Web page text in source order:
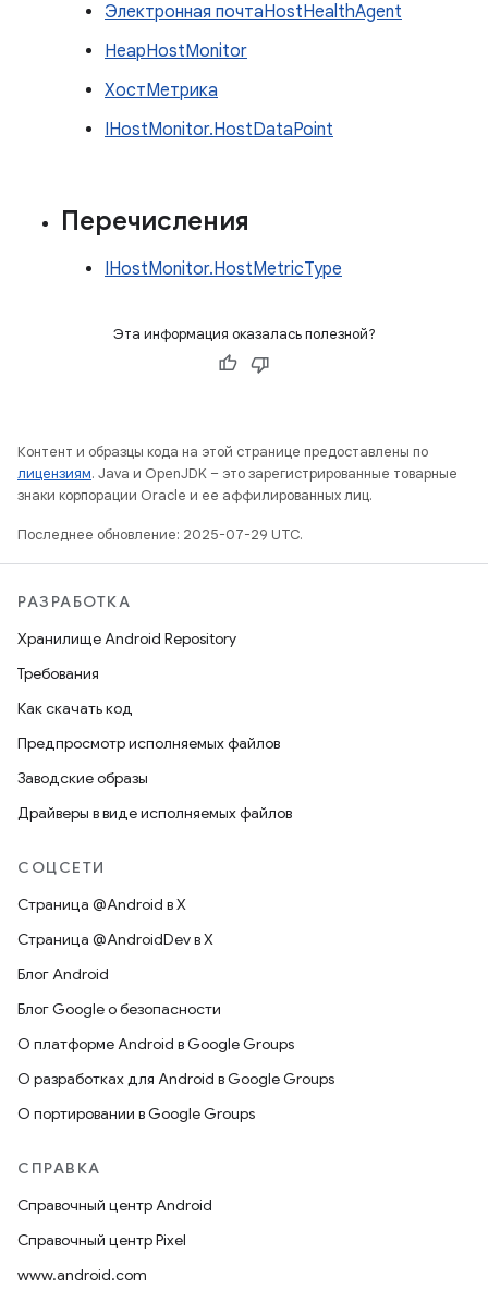
Электронная почтаHostHealthAgent
HeapHostMonitor
ХостМетрика
IHostMonitor.HostDataPoint
Перечисления
IHostMonitor.HostMetricType
Эта информация оказалась полезной?
Контент и образцы кода на этой странице предоставлены по
лицензиям. Java и OpenJDK – это зарегистрированные товарные
знаки корпорации Oracle и ее аффилированных лиц.
Последнее обновление: 2025-07-29 UTC.
РАЗРАБОТКА
Хранилище Android Repository
Требования
Как скачать код
Предпросмотр исполняемых файлов
Заводские образы
Драйверы в виде исполняемых файлов
СОЦСЕТИ
Страница @Android в X
Страница @AndroidDev в X
Блог Android
Блог Google о безопасности
О платформе Android в Google Groups
О разработках для Android в Google Groups
О портировании в Google Groups
СПРАВКА
Справочный центр Android
Справочный центр Pixel
www.android.com